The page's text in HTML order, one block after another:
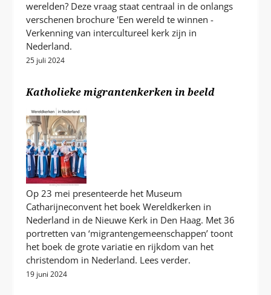
werelden? Deze vraag staat centraal in de onlangs
verschenen brochure 'Een wereld te winnen -
Verkenning van intercultureel kerk zijn in
Nederland.
25 juli 2024
Katholieke migrantenkerken in beeld
Op 23 mei presenteerde het Museum
Catharijneconvent het boek Wereldkerken in
Nederland in de Nieuwe Kerk in Den Haag. Met 36
portretten van ‘migrantengemeenschappen’ toont
het boek de grote variatie en rijkdom van het
christendom in Nederland. Lees verder.
19 juni 2024